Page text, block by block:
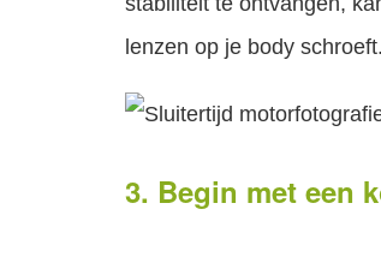
lenzen op je body schroeft.
3. Begin met een